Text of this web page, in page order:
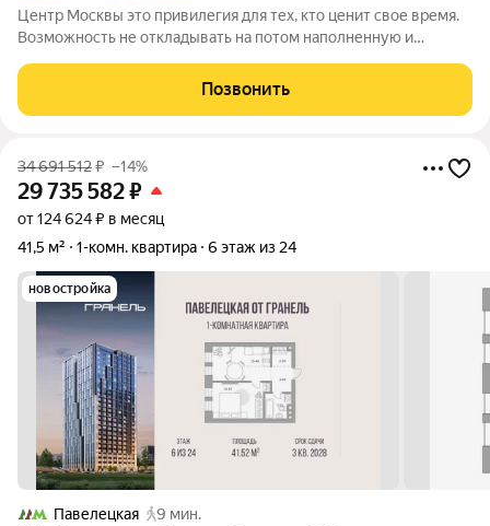
Центр Москвы это привилегия для тех, кто ценит свое время.
Возможность не откладывать на потом наполненную и
каждый день. Если вам это близко это предложение для вас!
Пока кто то томится в
Позвонить
34 691 512₽ –14%
29 735 582₽
от 124 624 ₽ в месяц
41,5 м²
1-комн. квартира 6 этаж из 24
новостройка
Павелецкая
9 мин.